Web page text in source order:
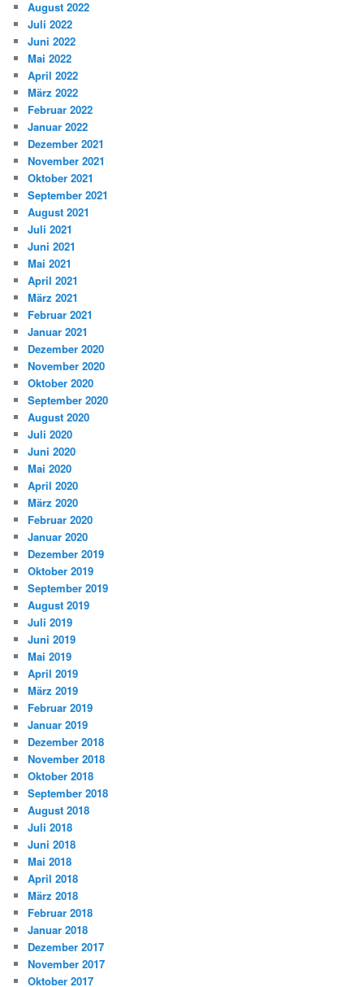
August 2022
Juli 2022
Juni 2022
Mai 2022
April 2022
März 2022
Februar 2022
Januar 2022
Dezember 2021
November 2021
Oktober 2021
September 2021
August 2021
Juli 2021
Juni 2021
Mai 2021
April 2021
März 2021
Februar 2021
Januar 2021
Dezember 2020
November 2020
Oktober 2020
September 2020
August 2020
Juli 2020
Juni 2020
Mai 2020
April 2020
März 2020
Februar 2020
Januar 2020
Dezember 2019
Oktober 2019
September 2019
August 2019
Juli 2019
Juni 2019
Mai 2019
April 2019
März 2019
Februar 2019
Januar 2019
Dezember 2018
November 2018
Oktober 2018
September 2018
August 2018
Juli 2018
Juni 2018
Mai 2018
April 2018
März 2018
Februar 2018
Januar 2018
Dezember 2017
November 2017
Oktober 2017